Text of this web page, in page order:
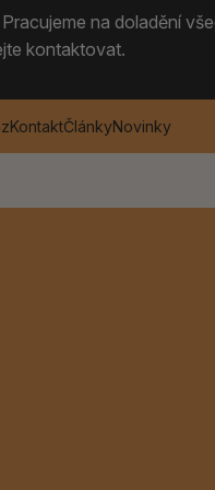
na doladění
kontaktovat.
KontaktČlánkyNovinky